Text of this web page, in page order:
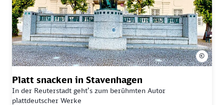
Platt snacken in Stavenhagen
In der Reuterstadt geht’s zum berühmten Autor
plattdeutscher Werke
©